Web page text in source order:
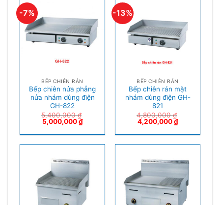
-7%
BẾP CHIÊN RÁN
Bếp chiên nửa phẳng
nửa nhám dùng điện
GH-822
5,400,000₫
5,000,000₫
-13%
BẾP CHIÊN RÁN
Bếp chiên rán mặt
nhám dùng điện GH-
821
4,800,000₫
4,200,000₫